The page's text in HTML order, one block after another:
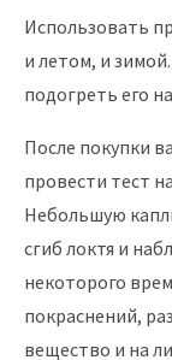
Использовать
и летом, и
подогреть его
После покупки
провести тест
Небольшую
сгиб локтя и
некоторого
покраснений,
вещество и на